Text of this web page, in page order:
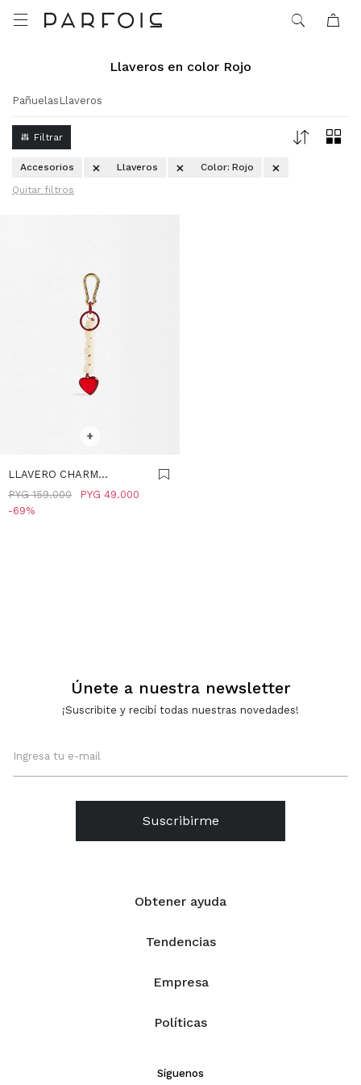

Llaveros en color Rojo
Pañuelas Llaveros
Accesorios Llaveros Color: Rojo
Quitar filtros
+
LLAVERO CHARM
CORAZÓN CON PERLAS -
ROJO
PYG 49.000
PYG 159.000
69
Obtener ayuda
Tendencias
Empresa
Políticas
Únete a nuestra newsletter
¡Suscribite y recibí todas nuestras novedades!
Suscribirme
Síguenos